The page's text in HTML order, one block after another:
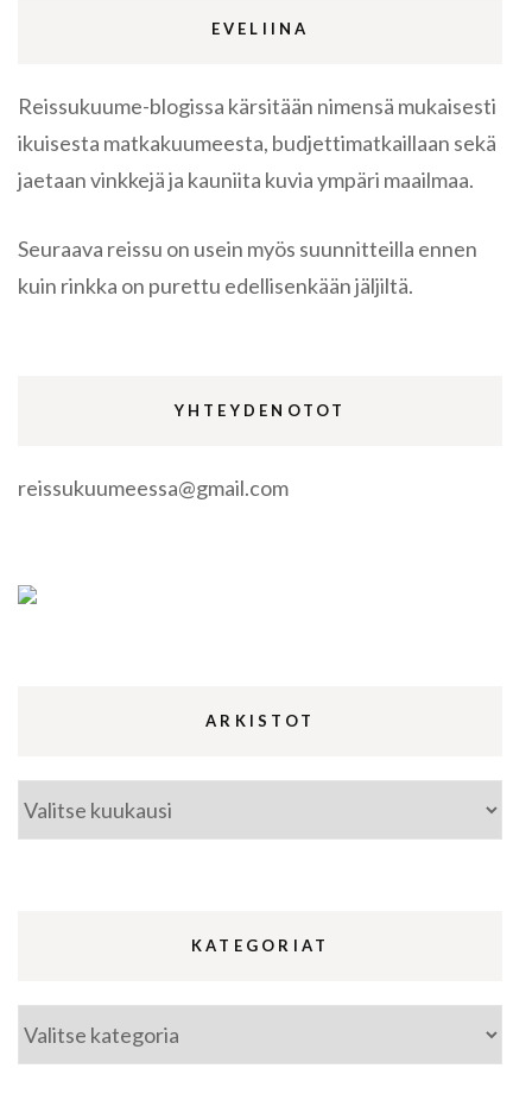
EVELIINA
Reissukuume-blogissa kärsitään nimensä mukaisesti
ikuisesta matkakuumeesta, budjettimatkaillaan sekä
jaetaan vinkkejä ja kauniita kuvia ympäri maailmaa.
Seuraava reissu on usein myös suunnitteilla ennen
kuin rinkka on purettu edellisenkään jäljiltä.
YHTEYDENOTOT
reissukuumeessa@gmail.com
ARKISTOT
Arkistot
KATEGORIAT
Kategoriat